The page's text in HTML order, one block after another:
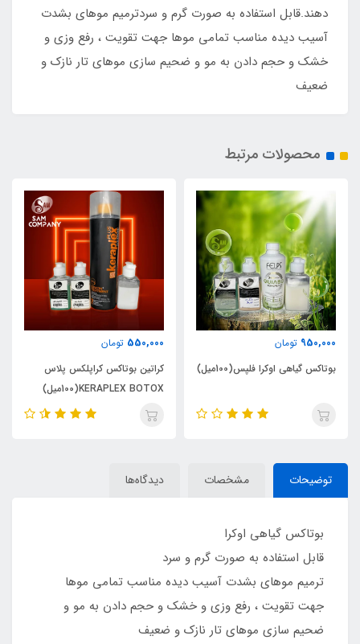
دهند.قابل استفاده به صورت گرم و سردترمیم موهای بشدت
آسیب دیده مناسب تمامی موها جهت تقویت ، رفع وزی و
خشک و حجم دادن به مو و ضحیم سازی موهای تار نازک و
ضعیف
محصولات مرتبط
550,000 تومان
کراتین بوتاکس کراپلکس پلاس
فقط شماره 2
1,350,000 تومان
نانو پلاستیا امگا زیرو Sensitive
آبی(100میل)
توضیحات مشخصات دیدگاه‌ها
بوتاکس گیاهی اوکرا
قابل استفاده به صورت گرم و سرد
ترمیم موهای بشدت آسیب دیده مناسب تمامی موها
جهت تقویت ، رفع وزی و خشک و حجم دادن به مو و
ضحیم سازی موهای تار نازک و ضعیف